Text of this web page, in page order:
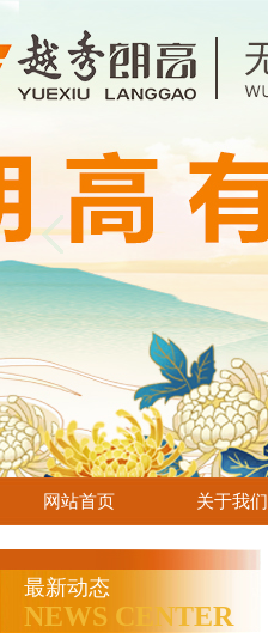
网站首页 关于我们
最新动态
NEWS CENTER